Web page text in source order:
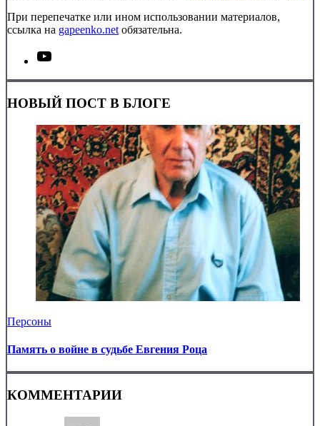
При перепечатке или ином использовании материалов,
ссылка на gapeenko.netобязательна.
НОВЫЙ ПОСТ В БЛОГЕ
Персоны
Память о войне в судьбе Евгения Роца
КОММЕНТАРИИ